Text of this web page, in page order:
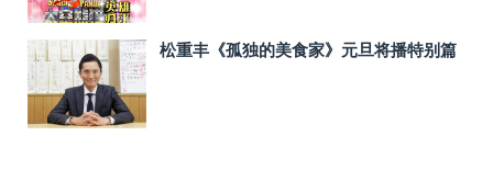
松重丰《孤独的美食家》元旦将播特别篇